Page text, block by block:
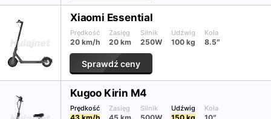
Xiaomi Essential
Prędkość
20 km/h
Zasięg
20 km
Silnik
250W
Udźwig
100 kg
Koła
8.5″
Sprawdź ceny
Kugoo Kirin M4
Prędkość Zasięg Silnik Udźwig Koła